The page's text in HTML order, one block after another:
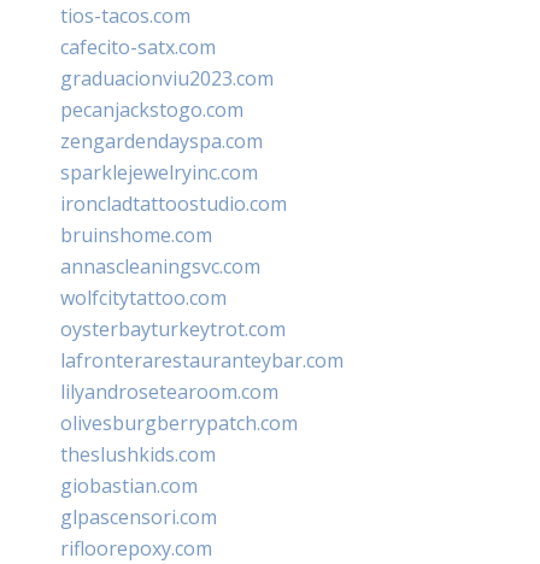
tios-tacos.com
cafecito-satx.com
graduacionviu2023.com
pecanjackstogo.com
zengardendayspa.com
sparklejewelryinc.com
ironcladtattoostudio.com
bruinshome.com
annascleaningsvc.com
wolfcitytattoo.com
oysterbayturkeytrot.com
lafronterarestauranteybar.com
lilyandrosetearoom.com
olivesburgberrypatch.com
theslushkids.com
giobastian.com
glpascensori.com
rifloorepoxy.com